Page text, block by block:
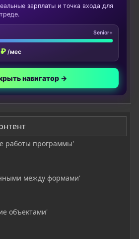
зарплаты и точка входа для
Senior+
/мес
навигатор →
работы программы'
между формами'
объектами'